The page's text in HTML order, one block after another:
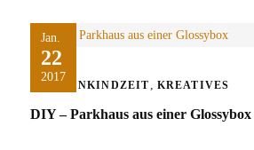
Jan.
22
2017
KLEINKINDZEIT , KREATIVES
DIY – Parkhaus aus einer Glossybox